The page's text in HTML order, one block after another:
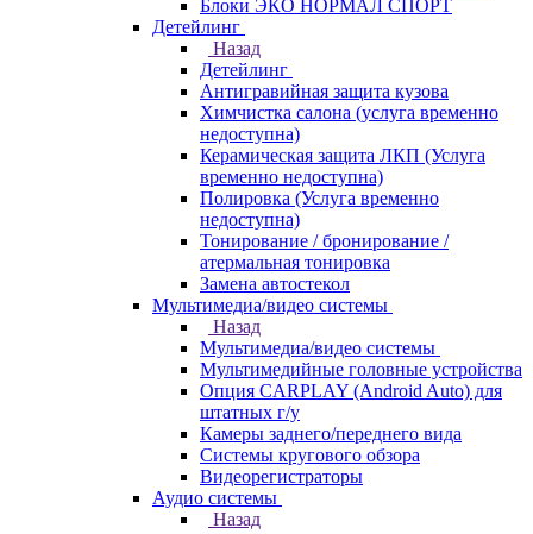
Блоки ЭКО НОРМАЛ СПОРТ
Детейлинг
Назад
Детейлинг
Антигравийная защита кузова
Химчистка салона (услуга временно
недоступна)
Керамическая защита ЛКП (Услуга
временно недоступна)
Полировка (Услуга временно
недоступна)
Тонирование / бронирование /
атермальная тонировка
Замена автостекол
Мультимедиа/видео системы
Назад
Мультимедиа/видео системы
Мультимедийные головные устройства
Опция CARPLAY (Android Auto) для
штатных г/у
Камеры заднего/переднего вида
Системы кругового обзора
Видеорегистраторы
Аудио системы
Назад